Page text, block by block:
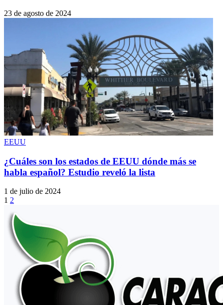
23 de agosto de 2024
EEUU
¿Cuáles son los estados de EEUU dónde más se
habla español? Estudio reveló la lista
1 de julio de 2024
1 2